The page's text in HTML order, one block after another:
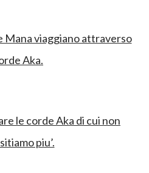
Mana viaggiano attraverso
Aka.
le corde Aka di cui non
piu’.